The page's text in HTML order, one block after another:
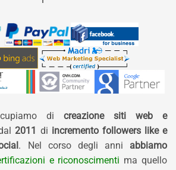
di creazione siti web e
2011 di incremento followers like e
. Nel corso degli anni abbiamo
e riconoscimenti ma quello